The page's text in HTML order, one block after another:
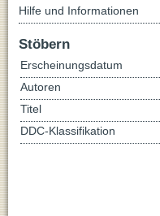
Hilfe und Informationen
Stöbern
Erscheinungsdatum
Autoren
Titel
DDC-Klassifikation